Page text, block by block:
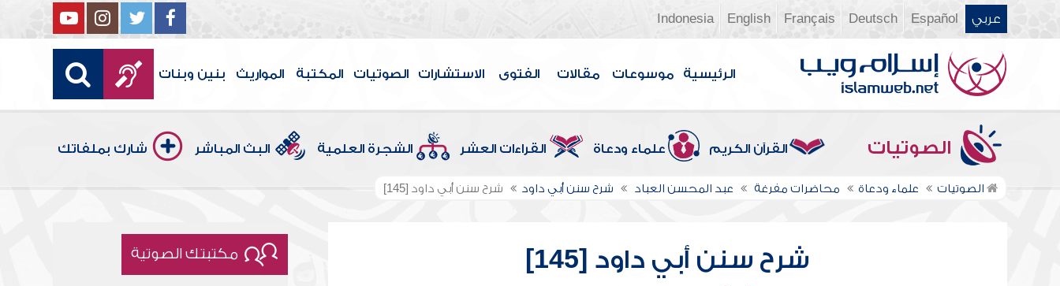
عربي Español
Deutsch
Français
English
Indonesia
الرئيسية موسوعات مقالات الفتوى الاستشارات الصوتيات المكتبة المواريث بنين وبنات
الصوتيات القرآن الكريم علماء ودعاة القراءات العشر الشجرة العلمية البث المباشر شارك بملفاتك
الصوتيات علماء ودعاة محاضرات مفرغة عبد المحسن العباد شرح سنن أبي داود شرح سنن أبي داود [145]
شرح سنن أبي داود [145] مكتبتك الصوتية